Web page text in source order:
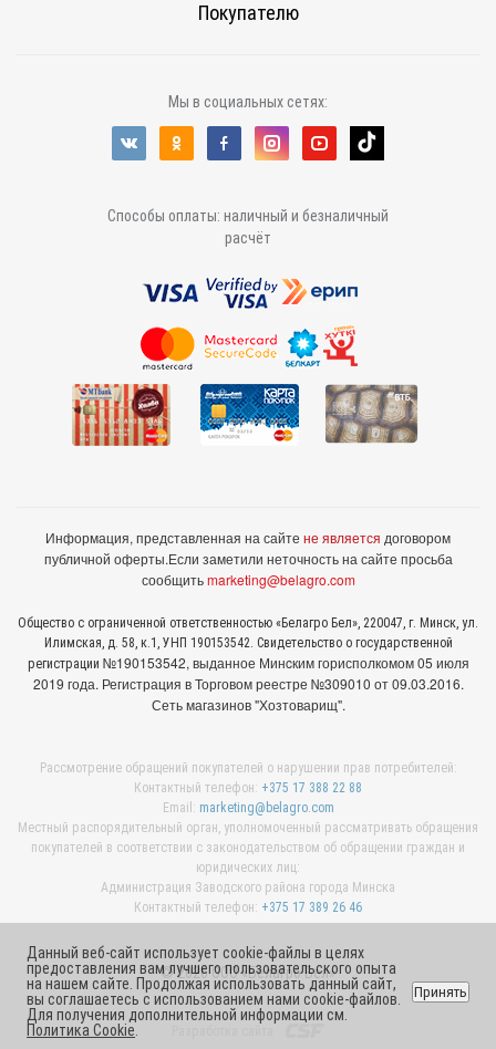
Покупателю
Мы в социальных сетях:
Способы оплаты: наличный и безналичный
расчёт
Информация, представленная на сайте не является договором
публичной оферты.Если заметили неточность на сайте просьба
сообщитьmarketing@belagro.com
Общество с ограниченной ответственностью «Белагро Бел», 220047, г. Минск, ул.
Илимская, д. 58, к.1, УНП 190153542. Свидетельство о государственной
регистрации №190153542, выданное Минcким горисполкомом 05 июля
2019 года. Регистрация в Торговом реестре №309010 от 09.03.2016.
Сеть магазинов "Хозтоварищ".
Рассмотрение обращений покупателей о нарушении прав потребителей:
Контактный телефон: +375 17 388 22 88
Email: marketing@belagro.com
Местный распорядительный орган, уполномоченный рассматривать обращения
покупателей в соответствии с законодательством об обращении граждан и
юридических лиц:
Администрация Заводского района города Минска
Контактный телефон: +375 17 389 26 46
© 2026 ООО «Белагро Бел»
Данный веб-сайт использует cookie-файлы в целях
предоставления вам лучшего пользовательского опыта
на нашем сайте. Продолжая использовать данный сайт,
вы соглашаетесь с использованием нами cookie-файлов.
Для получения дополнительной информации см.
Политика Cookie
Принять